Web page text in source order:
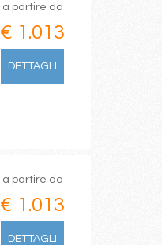
a partire da
€ 1.013
DETTAGLI
a partire da
€ 1.013
DETTAGLI